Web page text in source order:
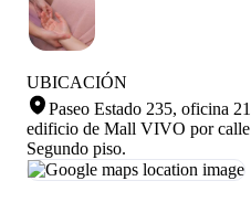
UBICACIÓN
Paseo Estado 235, oficina
edificio de Mall VIVO por calle
Segundo piso.